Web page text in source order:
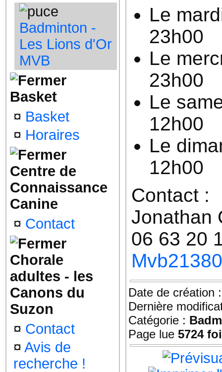
Badminton -
Les Lions d'Or
MVB
Basket
¤ Basket
¤ Horaires
Centre de
Connaissance
Canine
¤ Contact
Chorale
adultes - les
Canons du
Suzon
¤ Contact
¤ Avis de
recherche !
Le
23h00
Le
23h00
Le
12h00
Le
12h00
Contact :
Jonathan
06 63 20
Date de création
Dernière
Catégorie :
Page lue 5724